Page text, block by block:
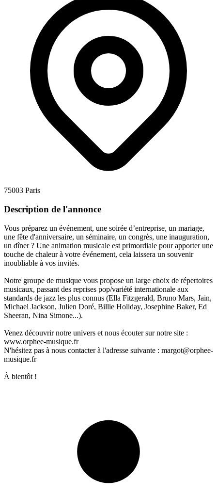
75003 Paris
Description de l'annonce
Vous préparez un événement, une soirée d’entreprise, un mariage,
une fête d'anniversaire, un séminaire, un congrès, une inauguration,
un dîner ? Une animation musicale est primordiale pour apporter une
touche de chaleur à votre événement, cela laissera un souvenir
inoubliable à vos invités.
Notre groupe de musique vous propose un large choix de répertoires
musicaux, passant des reprises pop/variété internationale aux
standards de jazz les plus connus (Ella Fitzgerald, Bruno Mars, Jain,
Michael Jackson, Julien Doré, Billie Holiday, Josephine Baker, Ed
Sheeran, Nina Simone...).
Venez découvrir notre univers et nous écouter sur notre site :
www.orphee-musique.fr
N'hésitez pas à nous contacter à l'adresse suivante : margot@orphee-
musique.fr
À bientôt !